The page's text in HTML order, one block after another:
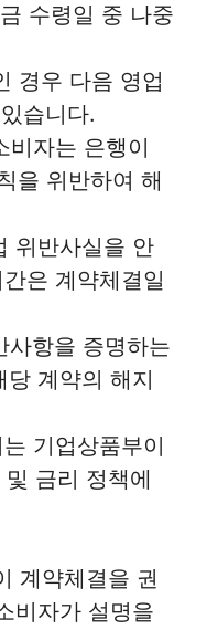
수령일 중 나중
경우 다음 영업
습니다.
비자는 은행이
을 위반하여 해
위반사실을 안
은 계약체결일
사항을 증명하는
계약의 해지
기업상품부이
금리 정책에
계약체결을 권
비자가 설명을